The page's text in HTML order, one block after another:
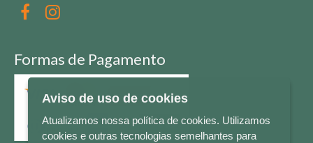
Formas de Pagamento
Aviso de uso de cookies
Atualizamos nossa política de cookies. Utilizamos
cookies e outras tecnologias semelhantes para